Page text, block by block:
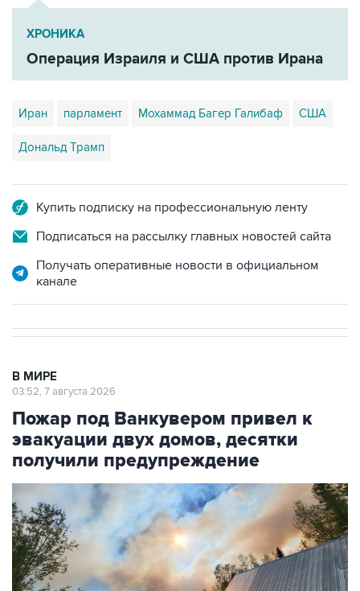
ХРОНИКА
Операция Израиля и США против Ирана
Иран парламент Мохаммад Багер Галибаф США
Дональд Трамп
Купить подписку на профессиональную ленту
Подписаться на рассылку главных новостей сайта
Получать оперативные новости в официальном
канале
В МИРЕ
03:52, 7 августа 2026
Пожар под Ванкувером привел к
эвакуации двух домов, десятки
получили предупреждение